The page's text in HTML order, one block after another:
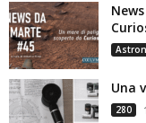
Una
280